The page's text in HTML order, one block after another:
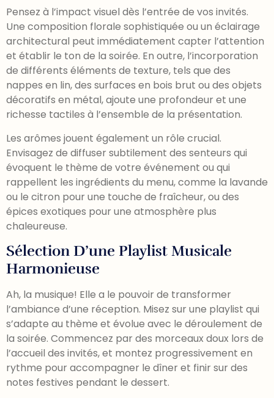
Pensez à l’impact visuel dès l’entrée de vos invités.
Une composition florale sophistiquée ou un éclairage
architectural peut immédiatement capter l’attention
et établir le ton de la soirée. En outre, l’incorporation
de différents éléments de texture, tels que des
nappes en lin, des surfaces en bois brut ou des objets
décoratifs en métal, ajoute une profondeur et une
richesse tactiles à l’ensemble de la présentation.
Les arômes jouent également un rôle crucial.
Envisagez de diffuser subtilement des senteurs qui
évoquent le thème de votre événement ou qui
rappellent les ingrédients du menu, comme la lavande
ou le citron pour une touche de fraîcheur, ou des
épices exotiques pour une atmosphère plus
chaleureuse.
Sélection D’une Playlist Musicale
Harmonieuse
Ah, la musique! Elle a le pouvoir de transformer
l’ambiance d’une réception. Misez sur une playlist qui
s’adapte au thème et évolue avec le déroulement de
la soirée. Commencez par des morceaux doux lors de
l’accueil des invités, et montez progressivement en
rythme pour accompagner le dîner et finir sur des
notes festives pendant le dessert.